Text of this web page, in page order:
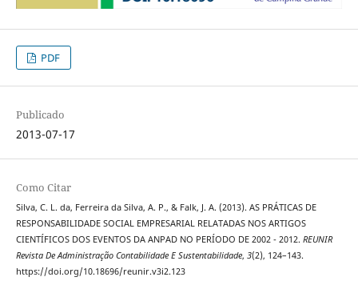
PDF
Publicado
2013-07-17
Como Citar
Silva, C. L. da, Ferreira da Silva, A. P., & Falk, J. A. (2013). AS PRÁTICAS DE
RESPONSABILIDADE SOCIAL EMPRESARIAL RELATADAS NOS ARTIGOS
CIENTÍFICOS DOS EVENTOS DA ANPAD NO PERÍODO DE 2002 - 2012. REUNIR
Revista De Administração Contabilidade E Sustentabilidade, 3(2), 124–143.
https://doi.org/10.18696/reunir.v3i2.123